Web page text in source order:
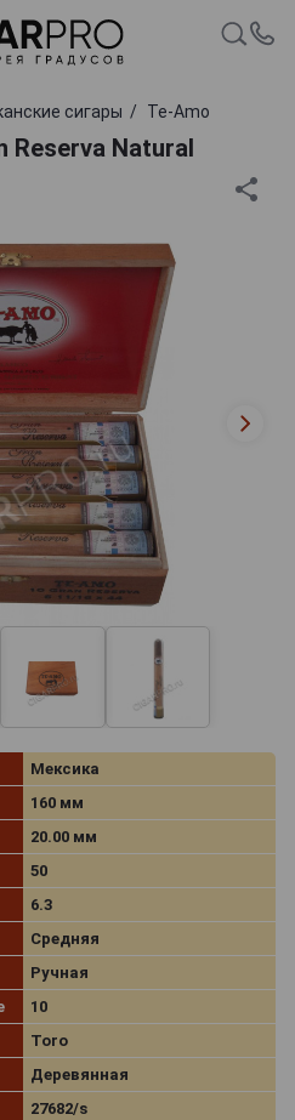
сигары Te-Amo
Reserva Natural
Мексика
160 мм
20.00 мм
50
6.3
Средняя
Ручная
10
Toro
Деревянная
27682/s